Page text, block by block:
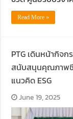
Read More »
PTG เดินหน้ากิจก
สนับสนุนคุณภาพ
แนวคิด ESG
June 19, 2025